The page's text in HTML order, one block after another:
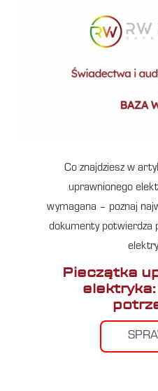
Co znajdziesz w
uprawnionego
wymagana – poznaj
dokumenty potwierdza
Pieczątka